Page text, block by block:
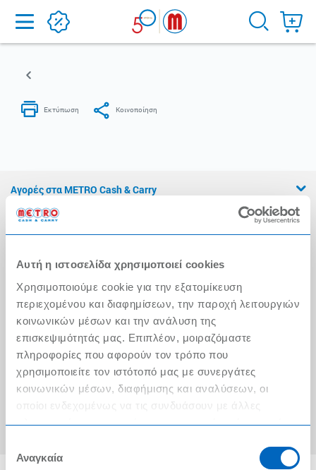
Αυτή η ιστοσελίδα χρησιμοποιεί cookies
Χρησιμοποιούμε cookie για την εξατομίκευση
περιεχομένου και διαφημίσεων, την παροχή λειτουργιών
κοινωνικών μέσων και την ανάλυση της
επισκεψιμότητάς μας. Επιπλέον, μοιραζόμαστε
πληροφορίες που αφορούν τον τρόπο που
χρησιμοποιείτε τον ιστότοπό μας με συνεργάτες
κοινωνικών μέσων, διαφήμισης και αναλύσεων, οι
οποίοι ενδεχομένως να τις συνδυάσουν με άλλες
πληροφορίες που τους έχετε παραχωρήσει ή τις οποίες
των υπηρεσιών τους.
συγκατάθεσης
Αναγκαία
Home
Αγορές στα METRO Cash & Carry
Εμπειρία METRO Cash & Carry
Η Αλυσίδα
Press Kit
Ο λογαριασμός μου
Τα METRO Cash & Carry δίπλα σας
Εταιρική Κοινωνική Ευθύνη
METRO ΑΕΒΕ